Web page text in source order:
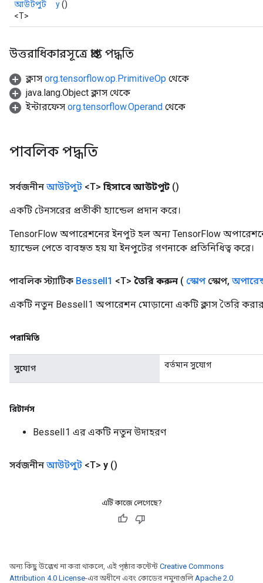
আউটপুট
<T>
y()
উত্তরাধিকারসূত্রে প্রাপ্ত পদ্ধতি
ক্লাস org.tensorflow.op.PrimitiveOp থেকে
java.lang.Object ক্লাস থেকে
ইন্টারফেস org.tensorflow.Operand থেকে
পাবলিক পদ্ধতি
সর্বজনীন আউটপুট <T> হিসাবে আউটপুট ()
একটি টেনসরের প্রতীকী হ্যান্ডেল প্রদান করে।
TensorFlow অপারেশনের ইনপুট হল অন্য TensorFlow
হ্যান্ডেল পেতে ব্যবহৃত হয় যা ইনপুটের গণনাকে প্রতিনিধিত্ব করে।
পাবলিক স্ট্যাটিক BesselI1 <T> তৈরি করুন ( স্কোপস্কোপ,
একটি নতুন BesselI1 অপারেশন মোড়ানো একটি ক্লাস তৈরি করার
পরামিতি
সুযোগ বর্তমান সুযোগ
রিটার্নস
BesselI1 এর একটি নতুন উদাহরণ
সর্বজনীন আউটপুট <T> y ()
এটি কাজে লেগেছে?
অন্য কিছু উল্লেখ না করা থাকলে, এই পৃষ্ঠার কন্টেন্ট Creative Commons
Attribution 4.0 License-এর অধীনে এবং কোডের নমুনাগুলিApache 2.0